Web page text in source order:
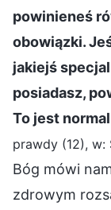
powinieneś
obowiązki.
jakiejś
posiadasz,
To jest
prawdy (12), w:
Bóg mówi
zdrowym